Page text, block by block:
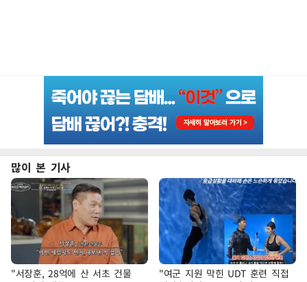
많이 본 기사
"서장훈, 28억에 산 서초 건물
"여군 지원 막힌 UDT 훈련 직접